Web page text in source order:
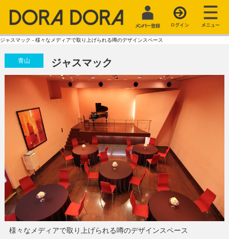
ジャスマック - 様々なメディアで取り上げられる噂のデザインスペース
青山 ジャスマック
様々なメディアで取り上げられる噂のデザインスペース